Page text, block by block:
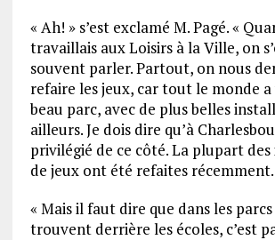
« Ah! » s’est exclamé M. Pagé. «
travaillais aux Loisirs à la Ville, on
souvent parler. Partout, on nous
refaire les jeux, car tout le monde
beau parc, avec de plus belles
ailleurs. Je dois dire qu’à
privilégié de ce côté. La plupart
de jeux ont été refaites récemment.
« Mais il faut dire que dans les parcs
trouvent derrière les écoles, c’est